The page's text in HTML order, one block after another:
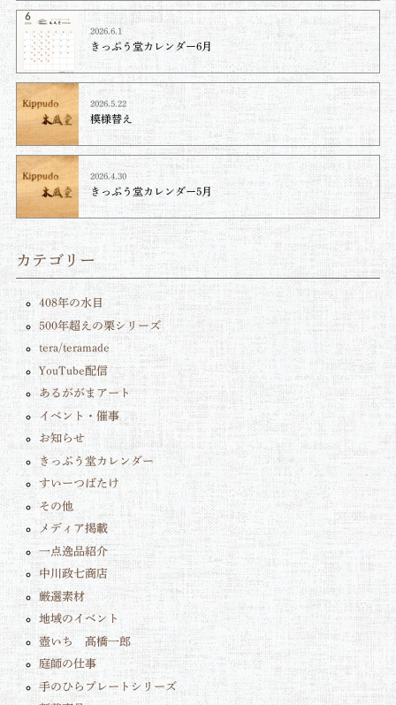
2026.6.1
きっぷう堂カレンダー6月
2026.5.22
模様替え
2026.4.30
きっぷう堂カレンダー5月
カテゴリー
408年の水目
500年超えの栗シリーズ
tera/teramade
YouTube配信
あるががまアート
イベント・催事
お知らせ
きっぷう堂カレンダー
すいーつばたけ
その他
メディア掲載
一点逸品紹介
中川政七商店
厳選素材
地域のイベント
壺いち 髙橋一郎
庭師の仕事
手のひらプレートシリーズ